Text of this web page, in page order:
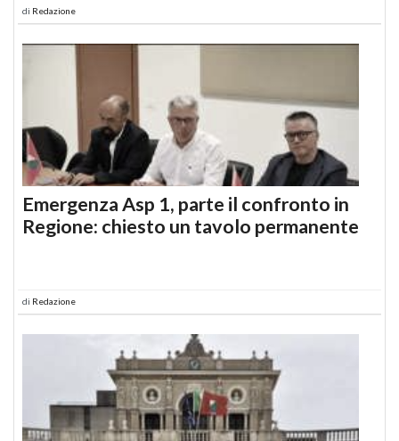
di Redazione
Emergenza Asp 1, parte il confronto in
Regione: chiesto un tavolo permanente
di Redazione